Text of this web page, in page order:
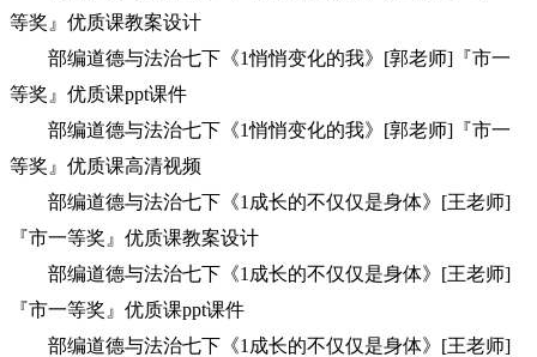
等奖』优质课教案设计
部编道德与法治七下《1悄悄变化的我》[郭老师]『市一
等奖』优质课ppt课件
部编道德与法治七下《1悄悄变化的我》[郭老师]『市一
等奖』优质课高清视频
部编道德与法治七下《1成长的不仅仅是身体》[王老师]
『市一等奖』优质课教案设计
部编道德与法治七下《1成长的不仅仅是身体》[王老师]
『市一等奖』优质课ppt课件
部编道德与法治七下《1成长的不仅仅是身体》[王老师]